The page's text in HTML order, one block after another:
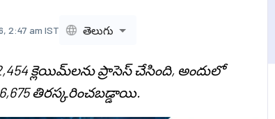
2:47 am IST తెలుగు
క్లెయిమ్‌లను ప్రాసెస్ చేసింది, అందులో
తిరస్కరించబడ్డాయి.